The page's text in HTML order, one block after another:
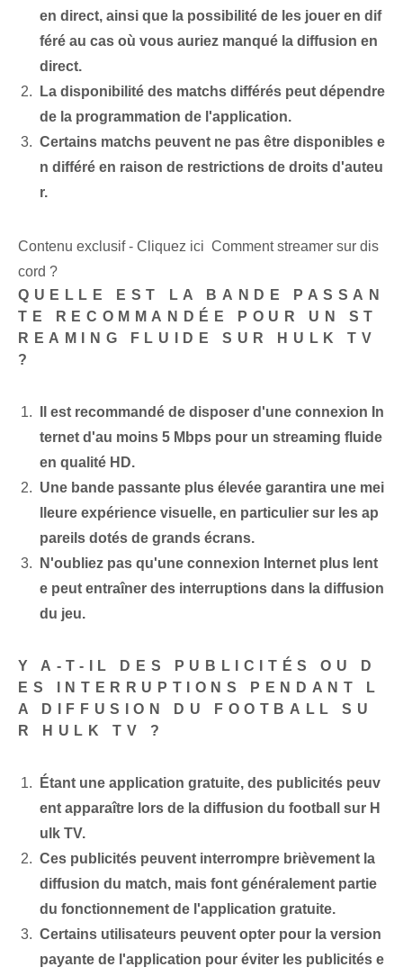
en direct, ainsi que la possibilité de les jouer en dif
féré au cas où vous auriez manqué la diffusion en
direct.
La disponibilité des matchs différés peut dépendre
de la programmation de l'application.
Certains matchs peuvent ne pas être disponibles e
n différé en raison de restrictions de droits d'auteu
r.
Contenu exclusif - Cliquez ici Comment streamer sur dis
cord ?
QUELLE EST LA BANDE PASSAN
TE RECOMMANDÉE POUR UN ST
REAMING FLUIDE SUR HULK TV
?
Il est recommandé de disposer d'une connexion In
ternet d'au moins 5 Mbps pour un streaming fluide
en qualité HD.
Une bande passante plus élevée garantira une mei
lleure expérience visuelle, en particulier sur les ap
pareils dotés de grands écrans.
N'oubliez pas qu'une connexion Internet plus lent
e peut entraîner des interruptions dans la diffusion
du jeu.
Y A-T-IL DES PUBLICITÉS OU D
ES INTERRUPTIONS PENDANT L
A DIFFUSION DU FOOTBALL SU
R HULK TV ?
Étant une application gratuite, des publicités peuv
ent apparaître lors de la diffusion du football sur H
ulk TV.
Ces publicités peuvent interrompre brièvement la
diffusion du match, mais font généralement partie
du fonctionnement de l'application gratuite.
Certains utilisateurs peuvent opter pour la version
payante de l'application pour éviter les publicités e